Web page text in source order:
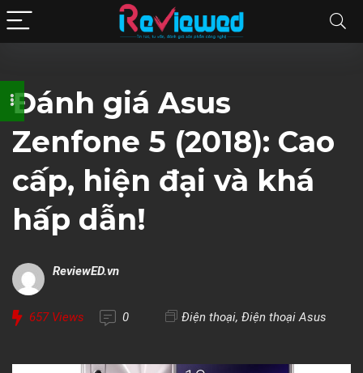
Đánh giá Asus
Zenfone 5 (2018): Cao
cấp, hiện đại và khá
hấp dẫn!
ReviewED.vn
657Views 0 Điện thoại, Điện thoại Asus